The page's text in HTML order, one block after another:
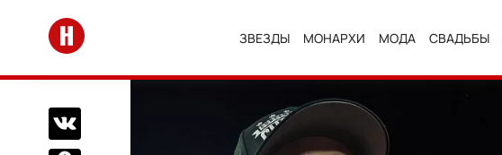
Перейти на главную
ЗВЕЗДЫ МОНАРХИ МОДА СВАДЬБЫ
Поделиться Вконтакте